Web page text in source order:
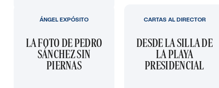
LA FOTO DE PEDRO
SÁNCHEZ SIN
PIERNAS
ÁNGEL EXPÓSITO
DESDE LA SILLA DE
LA PLAYA
PRESIDENCIAL
CARTAS AL DIRECTOR